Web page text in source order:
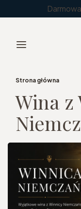
Menu
Strona główna
Wina z